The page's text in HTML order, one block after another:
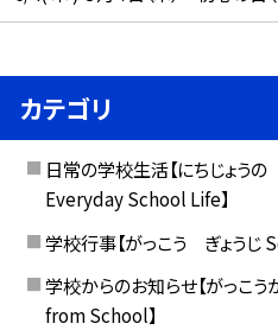
カテゴリ
日常の学校生活【にちじょう
Everyday School Life】
学校行事【がっこう ぎょうじ
学校からのお知らせ【がっこ
from School】